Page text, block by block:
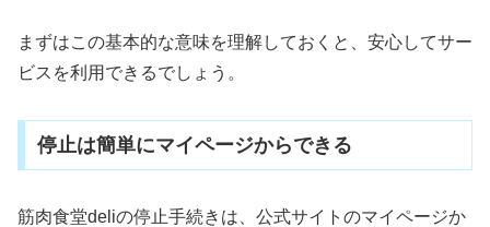
まずはこの基本的な意味を理解しておくと、安心してサー
ビスを利用できるでしょう。
停止は簡単にマイページからできる
筋肉食堂deliの停止手続きは、公式サイトのマイページか